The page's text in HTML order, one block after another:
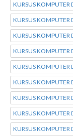
KURSUS KOMPUTER
KURSUS KOMPUTER
KURSUS KOMPUTER
KURSUS KOMPUTER
KURSUS KOMPUTER
KURSUS KOMPUTER
KURSUS KOMPUTER
KURSUS KOMPUTER
KURSUS KOMPUTER